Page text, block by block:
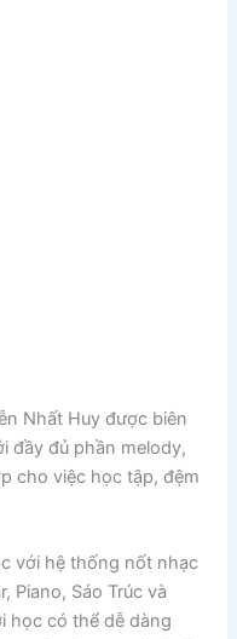
Nhất Huy được biên
đầy đủ phần melody,
cho việc học tập, đệm
với hệ thống nốt nhạc
Piano, Sáo Trúc và
học có thể dễ dàng